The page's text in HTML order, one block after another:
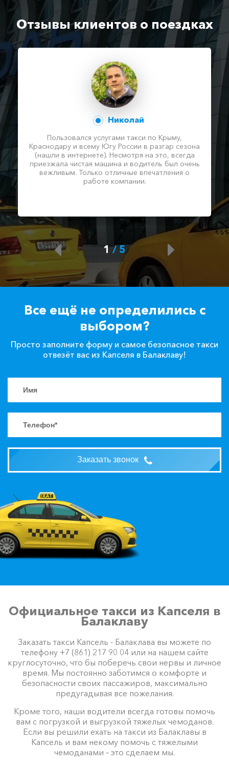
Отзывы клиентов о поездках
Николай
Пользовался услугами такси по Крыму,
Краснодару и всему Югу России в разгар сезона
(нашли в интернете). Несмотря на это, всегда
приезжала чистая машина и водитель был очень
вежливым. Только отличные впечатления о
работе компании.
1/ 5
Все ещё не определились с
выбором?
Просто заполните форму и самое безопасное такси
отвезёт вас из Капселя в Балаклаву!
Заказать звонок
Официальное такси из Капселя в
Балаклаву
Заказать такси Капсель - Балаклава вы можете по
телефону +7 (861) 217 90 04 или на нашем сайте
круглосуточно, что бы поберечь свои нервы и личное
время. Мы постоянно заботимся о комфорте и
безопасности своих пассажиров, максимально
предугадывая все пожелания.
Кроме того, наши водители всегда готовы помочь
вам с погрузкой и выгрузкой тяжелых чемоданов.
Если вы решили ехать на такси из Балаклавы в
Капсель и вам некому помочь с тяжелыми
чемоданами – это сделаем мы.